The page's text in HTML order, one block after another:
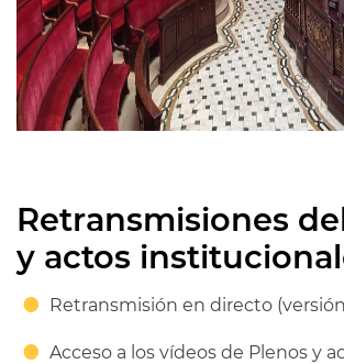
Retransmisiones
y actos
Retransmisión en directo
Acceso a los vídeos de Plenos y